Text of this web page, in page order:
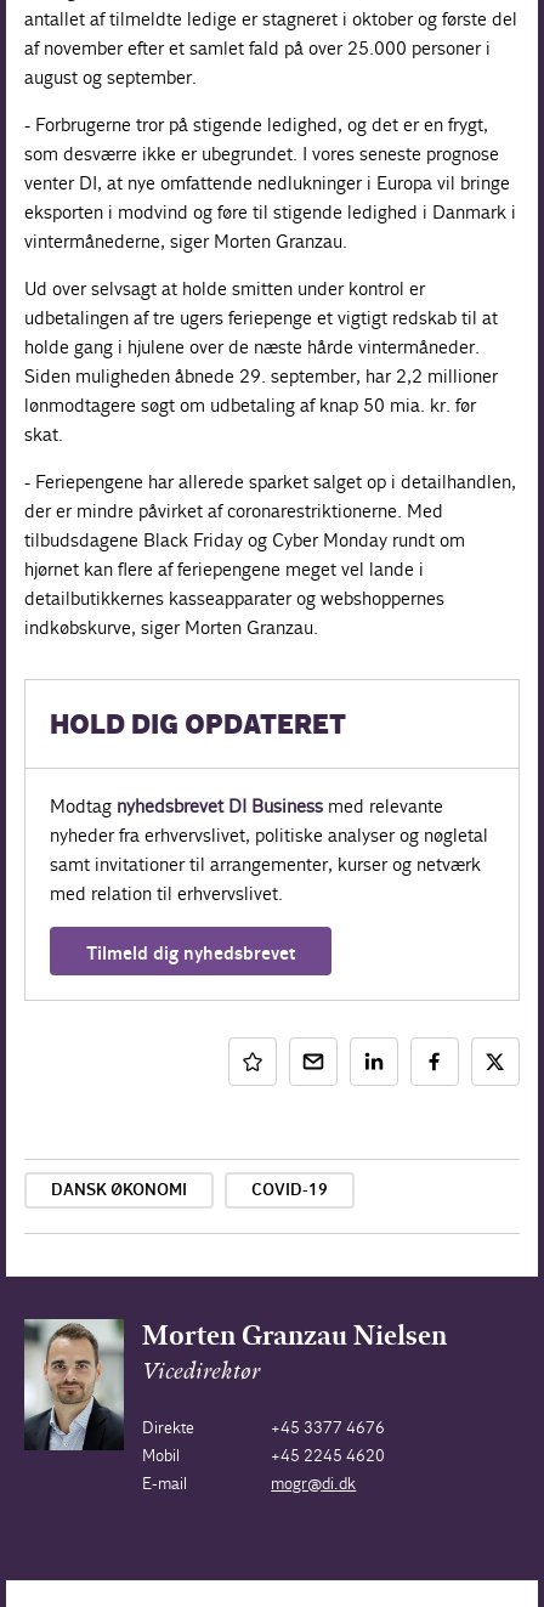
antallet af tilmeldte ledige er stagneret i oktober og første del
af november efter et samlet fald på over 25.000 personer i
august og september.
- Forbrugerne tror på stigende ledighed, og det er en frygt,
som desværre ikke er ubegrundet. I vores seneste prognose
venter DI, at nye omfattende nedlukninger i Europa vil bringe
eksporten i modvind og føre til stigende ledighed i Danmark i
vintermånederne, siger Morten Granzau.
Ud over selvsagt at holde smitten under kontrol er
udbetalingen af tre ugers feriepenge et vigtigt redskab til at
holde gang i hjulene over de næste hårde vintermåneder.
Siden muligheden åbnede 29. september, har 2,2 millioner
lønmodtagere søgt om udbetaling af knap 50 mia. kr. før
skat.
- Feriepengene har allerede sparket salget op i detailhandlen,
der er mindre påvirket af coronarestriktionerne. Med
tilbudsdagene Black Friday og Cyber Monday rundt om
hjørnet kan flere af feriepengene meget vel lande i
detailbutikkernes kasseapparater og webshoppernes
indkøbskurve, siger Morten Granzau.
HOLD DIG OPDATERET
Modtag nyhedsbrevet DI Business med relevante
nyheder fra erhvervslivet, politiske analyser og nøgletal
samt invitationer til arrangementer, kurser og netværk
med relation til erhvervslivet.
Tilmeld dig nyhedsbrevet
DANSK ØKONOMI COVID-19
Morten Granzau Nielsen
Vicedirektør
Direkte
+45 3377 4676
Mobil
+45 2245 4620
E-mail
mogr@di.dk